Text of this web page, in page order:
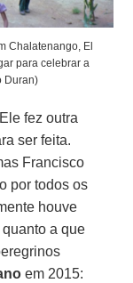
Chalatenango, El
para celebrar a
Duran)
fez outra
ser feita.
Francisco
por todos os
houve
a que
em 2015: